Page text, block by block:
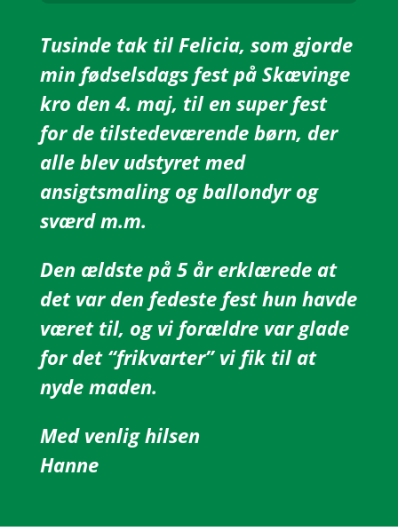
Tusinde tak til Felicia, som gjorde
min fødselsdags fest på Skævinge
kro den 4. maj, til en super fest
for de tilstedeværende børn, der
alle blev udstyret med
ansigtsmaling og ballondyr og
sværd m.m.
Den ældste på 5 år erklærede at
det var den fedeste fest hun havde
været til, og vi forældre var glade
for det “frikvarter” vi fik til at
nyde maden.
Med venlig hilsen
Hanne